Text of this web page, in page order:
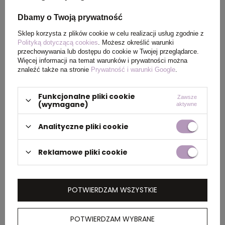
Waga
produktu (g)
263
PAKOWANIE
Wymiary
zewnętrznego
Waga
kartonu
zewnętrznego
8 kg
Dbamy o Twoją prywatność
Sklep korzysta z plików cookie w celu realizacji usług zgodnie z
Polityką dotyczącą cookies . Możesz określić warunki
przechowywania lub dostępu do cookie w Twojej przeglądarce.
Więcej informacji na temat warunków i prywatności można
znaleźć także na stronie Prywatność i warunki Google
Funkcjonalne pliki cookie
(wymagane)
Zawsze
aktywne
Analityczne pliki cookie
Reklamowe pliki cookie
POTWIERDZAM WYBRANE
POTWIERDZAM WSZYSTKIE